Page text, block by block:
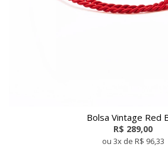
Bolsa Vintage Red
R$ 289,00
ou 3x de R$ 96,33